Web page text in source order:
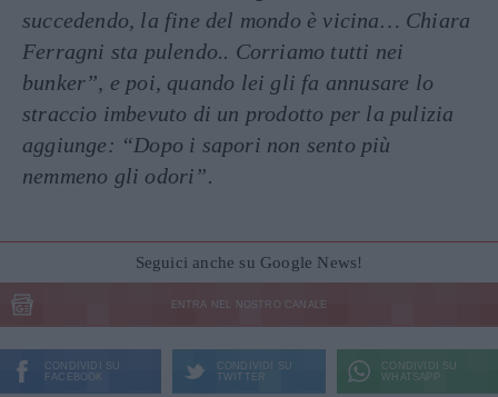
succedendo, la fine del mondo è vicina… Chiara
Ferragni sta pulendo.. Corriamo tutti nei
bunker”, e poi, quando lei gli fa annusare lo
straccio imbevuto di un prodotto per la pulizia
aggiunge: “Dopo i sapori non sento più
nemmeno gli odori”.
Seguici anche su Google News!
ENTRA NEL NOSTRO CANALE
CONDIVIDI SU
FACEBOOK
CONDIVIDI SU
TWITTER
CONDIVIDI SU
WHATSAPP